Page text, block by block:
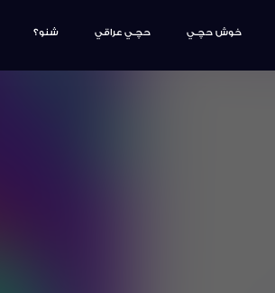
خوش حچـي حچـي عراقي شنو؟